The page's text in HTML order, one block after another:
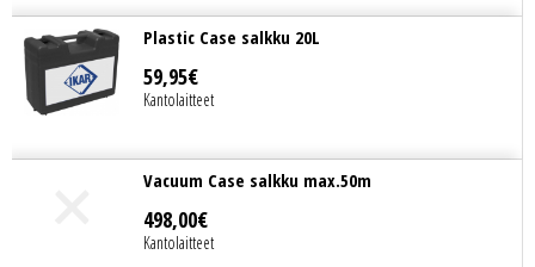
Plastic Case salkku 20L
59,95€
Kantolaitteet
Vacuum Case salkku max.50m
498,00€
Kantolaitteet